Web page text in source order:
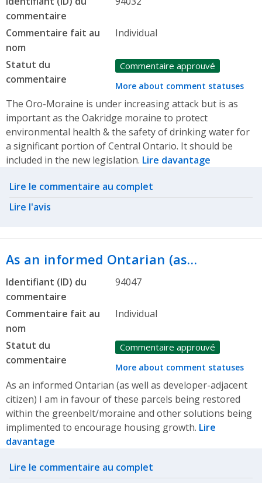
commentaire
Commentaire fait au
nom
Individual
Statut du
commentaire
Commentaire approuvé
More about comment statuses
The Oro-Moraine is under increasing attack but is as
important as the Oakridge moraine to protect
environmental health & the safety of drinking water for
a significant portion of Central Ontario. It should be
included in the new legislation. Lire davantage
Related actions
Lire le commentaire au complet
Lire l'avis
As an informed Ontarian (as…
Identifiant (ID) du
commentaire
94047
Commentaire fait au
nom
Individual
Statut du
commentaire
Commentaire approuvé
More about comment statuses
As an informed Ontarian (as well as developer-adjacent
citizen) I am in favour of these parcels being restored
within the greenbelt/moraine and other solutions being
implimented to encourage housing growth. Lire
davantage
Related actions
Lire le commentaire au complet